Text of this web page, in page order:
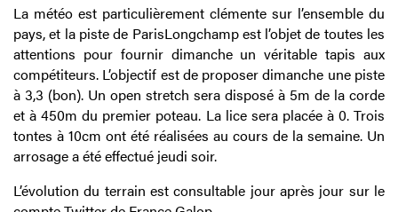
La météo est particulièrement clémente sur l’ensemble du
pays, et la piste de ParisLongchamp est l’objet de toutes les
attentions pour fournir dimanche un véritable tapis aux
compétiteurs. L’objectif est de proposer dimanche une piste
à 3,3 (bon). Un open stretch sera disposé à 5m de la corde
et à 450m du premier poteau. La lice sera placée à 0. Trois
tontes à 10cm ont été réalisées au cours de la semaine. Un
arrosage a été effectué jeudi soir.
L’évolution du terrain est consultable jour après jour sur le